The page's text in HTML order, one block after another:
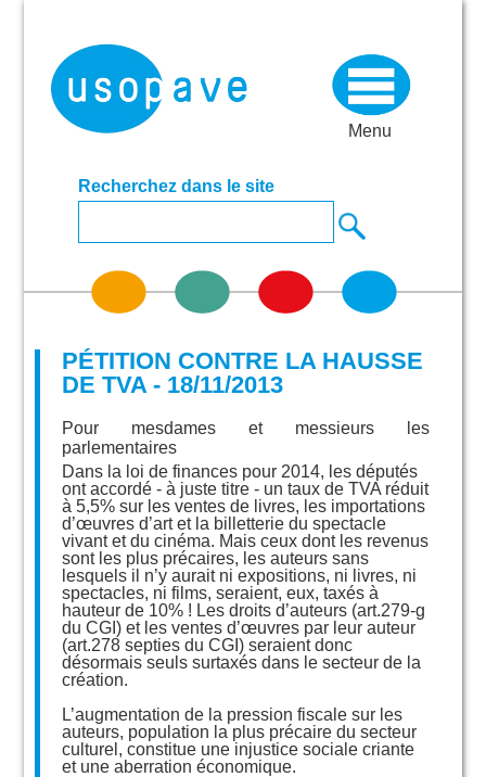
Menu
Recherchez dans le site
PÉTITION CONTRE LA HAUSSE
DE TVA - 18/11/2013
Pour mesdames et messieurs les
parlementaires
Dans la loi de finances pour 2014, les députés
ont accordé - à juste titre - un taux de TVA réduit
à 5,5% sur les ventes de livres, les importations
d’œuvres d’art et la billetterie du spectacle
vivant et du cinéma. Mais ceux dont les revenus
sont les plus précaires, les auteurs sans
lesquels il n’y aurait ni expositions, ni livres, ni
spectacles, ni films, seraient, eux, taxés à
hauteur de 10% ! Les droits d’auteurs (art.279-g
du CGI) et les ventes d’œuvres par leur auteur
(art.278 septies du CGI) seraient donc
désormais seuls surtaxés dans le secteur de la
création.
L’augmentation de la pression fiscale sur les
auteurs, population la plus précaire du secteur
culturel, constitue une injustice sociale criante
et une aberration économique.